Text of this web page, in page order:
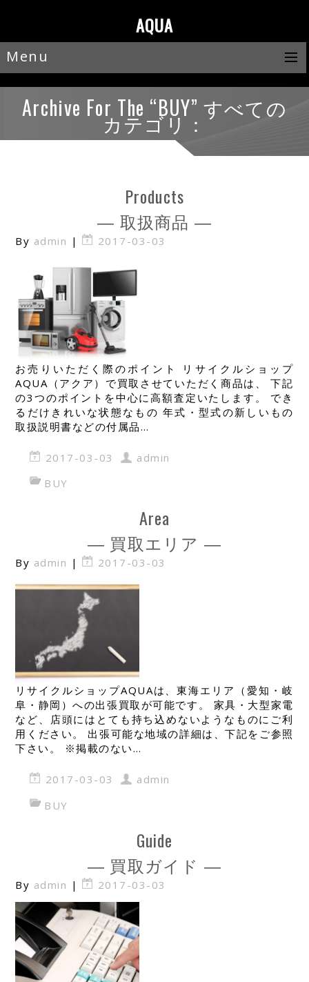
AQUA
Menu
Archive For The “BUY” すべての
カテゴリ：
Products
― 取扱商品 ―
By admin | 2017-03-03
お売りいただく際のポイント リサイクルショップ
AQUA（アクア）で買取させていただく商品は、 下記
の3つのポイントを中心に高額査定いたします。 でき
るだけきれいな状態なもの 年式・型式の新しいもの
取扱説明書などの付属品…
2017-03-03
admin
BUY
Area
― 買取エリア ―
By admin | 2017-03-03
リサイクルショップAQUAは、東海エリア（愛知・岐
阜・静岡）への出張買取が可能です。 家具・大型家電
など、店頭にはとても持ち込めないようなものにご利
用ください。 出張可能な地域の詳細は、下記をご参照
下さい。 ※掲載のない…
2017-03-03
admin
BUY
Guide
― 買取ガイド ―
By admin | 2017-03-03